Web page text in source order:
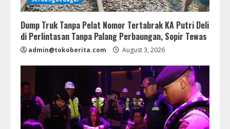
Dump Truk Tanpa Pelat Nomor Tertabrak KA Putri Deli
di Perlintasan Tanpa Palang Perbaungan, Sopir Tewas
admin@tokoberita.com August 3, 2026